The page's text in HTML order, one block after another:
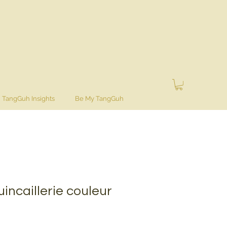
TangGuh Insights Be My TangGuh
couleur